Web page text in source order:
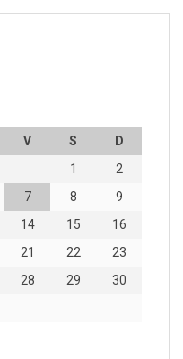
V S
D
1
2
7 8
9
14 15
16
21 22
23
28 29
30